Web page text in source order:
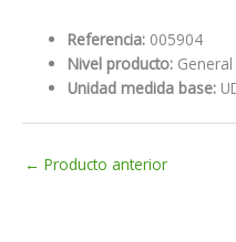
Referencia: 005904
Nivel producto: General
Unidad medida base:
← Producto anterior